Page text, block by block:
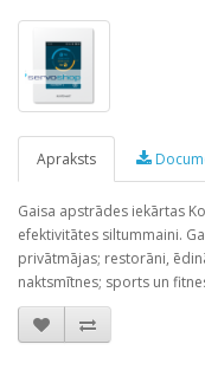
Apraksts
Gaisa apstrādes iekārtas
efektivitātes siltummaini.
privātmājas; restorāni,
naktsmītnes; sports un